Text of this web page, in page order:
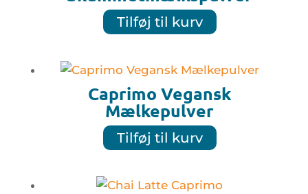
Tilføj til kurv
Caprimo Vegansk
Mælkepulver
Tilføj til kurv